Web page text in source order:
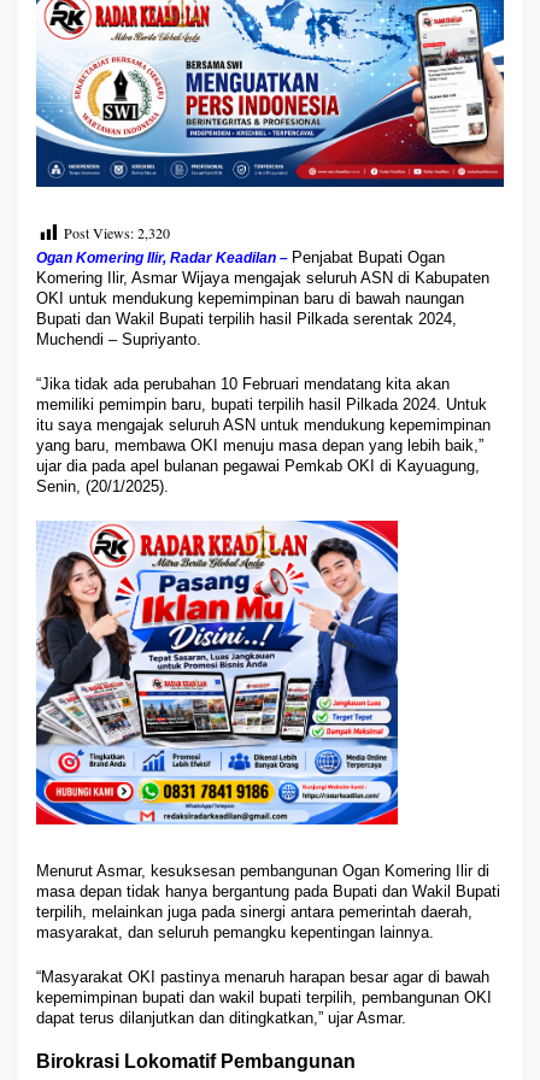
a
m
B
u
p
a
t
i
T
p
i
l
i
h
M
c
h
e
n
d
-
S
u
p
r
i
y
a
n
t
o
Post Views:2,320
Ogan Komering Ilir, Radar Keadilan – Penjabat Bupati Ogan
Komering Ilir, Asmar Wijaya mengajak seluruh ASN di Kabupaten
OKI untuk mendukung kepemimpinan baru di bawah naungan
Bupati dan Wakil Bupati terpilih hasil Pilkada serentak 2024,
Muchendi – Supriyanto.
“Jika tidak ada perubahan 10 Februari mendatang kita akan
memiliki pemimpin baru, bupati terpilih hasil Pilkada 2024. Untuk
itu saya mengajak seluruh ASN untuk mendukung kepemimpinan
yang baru, membawa OKI menuju masa depan yang lebih baik,”
ujar dia pada apel bulanan pegawai Pemkab OKI di Kayuagung,
Senin, (20/1/2025).
Menurut Asmar, kesuksesan pembangunan Ogan Komering Ilir di
masa depan tidak hanya bergantung pada Bupati dan Wakil Bupati
terpilih, melainkan juga pada sinergi antara pemerintah daerah,
masyarakat, dan seluruh pemangku kepentingan lainnya.
“Masyarakat OKI pastinya menaruh harapan besar agar di bawah
kepemimpinan bupati dan wakil bupati terpilih, pembangunan OKI
dapat terus dilanjutkan dan ditingkatkan,” ujar Asmar.
Birokrasi Lokomatif Pembangunan